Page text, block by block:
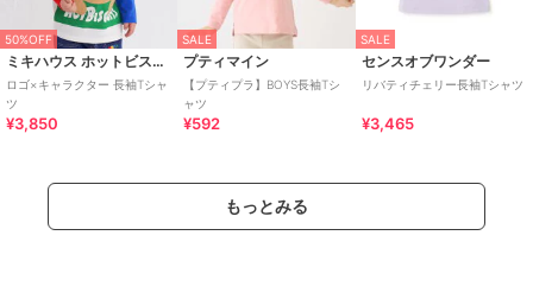
50%OFF
ミキハウス ホットビスケッツ
ロゴ×キャラクター 長袖Tシャ
ツ
¥3,850
SALE
プティマイン
【プティプラ】BOYS長袖Tシ
ャツ
¥592
SALE
センスオブワンダー
リバティチェリー長袖Tシャツ
¥3,465
もっとみる